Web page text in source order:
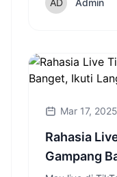
Admin
Mar 17, 2025
Rahasia
Gampang